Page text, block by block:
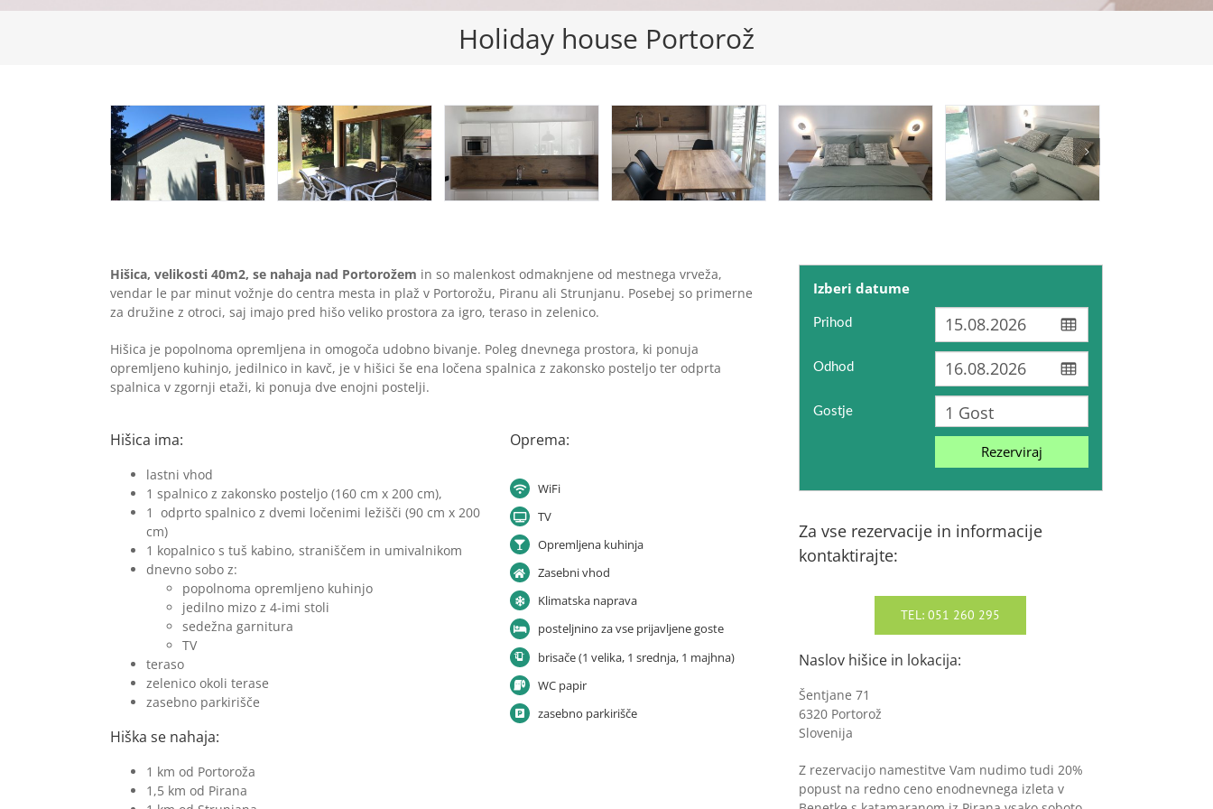
Holiday house Portorož
Hišica, velikosti 40m2, se nahaja nad Portorožem in so malenkost odmaknjene od mestnega vrveža,
vendar le par minut vožnje do centra mesta in plaž v Portorožu, Piranu ali Strunjanu. Posebej so primerne
za družine z otroci, saj imajo pred hišo veliko prostora za igro, teraso in zelenico.
Hišica je popolnoma opremljena in omogoča udobno bivanje. Poleg dnevnega prostora, ki ponuja
opremljeno kuhinjo, jedilnico in kavč, je v hišici še ena ločena spalnica z zakonsko posteljo ter odprta
spalnica v zgornji etaži, ki ponuja dve enojni postelji.
Hišica ima:
lastni vhod
1 spalnico z zakonsko posteljo (160 cm x 200 cm),
1 odprto spalnico z dvemi ločenimi ležišči (90 cm x 200
cm)
1 kopalnico s tuš kabino, straniščem in umivalnikom
dnevno sobo z:
popolnoma opremljeno kuhinjo
jedilno mizo z 4-imi stoli
sedežna garnitura
TV
teraso
zelenico okoli terase
zasebno parkirišče
Hiška se nahaja:
1 km od Portoroža
1,5 km od Pirana
Oprema:
WiFi
TV
Opremljena kuhinja
Zasebni vhod
Klimatska naprava
posteljnino za vse prijavljene goste
brisače (1 velika, 1 srednja, 1 majhna)
WC papir
zasebno parkirišče
Izberi datume
Prihod
Odhod
Gostje
Rezerviraj
Za vse rezervacije in informacije
kontaktirajte:
TEL: 051 260 295
Naslov hišice in lokacija:
Šentjane 71
6320 Portorož
Slovenija
Z rezervacijo namestitve Vam nudimo tudi 20%
popust na redno ceno enodnevnega izleta v